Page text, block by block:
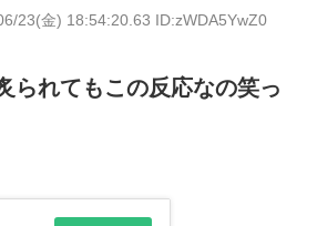
23(金) 18:54:20.63 ID:zWDA5YwZ0
られてもこの反応なの笑っ